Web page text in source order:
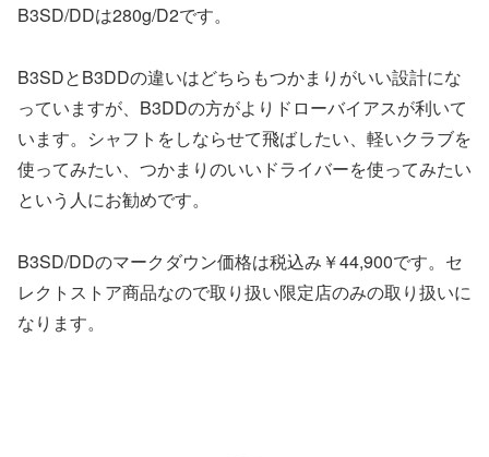
B3SD/DDは280g/D2です。
B3SDとB3DDの違いはどちらもつかまりがいい設計にな
っていますが、B3DDの方がよりドローバイアスが利いて
います。シャフトをしならせて飛ばしたい、軽いクラブを
使ってみたい、つかまりのいいドライバーを使ってみたい
という人にお勧めです。
B3SD/DDのマークダウン価格は税込み￥44,900です。セ
レクトストア商品なので取り扱い限定店のみの取り扱いに
なります。